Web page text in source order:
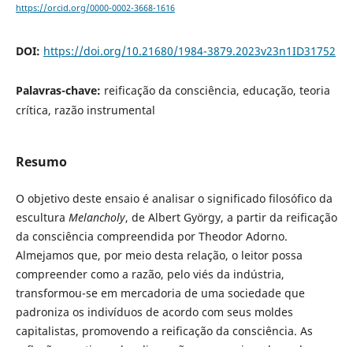
https://orcid.org/0000-0002-3668-1616
DOI: https://doi.org/10.21680/1984-3879.2023v23n1ID31752
Palavras-chave: reificação da consciência, educação, teoria
crítica, razão instrumental
Resumo
O objetivo deste ensaio é analisar o significado filosófico da
escultura Melancholy, de Albert György, a partir da reificação
da consciência compreendida por Theodor Adorno.
Almejamos que, por meio desta relação, o leitor possa
compreender como a razão, pelo viés da indústria,
transformou-se em mercadoria de uma sociedade que
padroniza os indivíduos de acordo com seus moldes
capitalistas, promovendo a reificação da consciência. As